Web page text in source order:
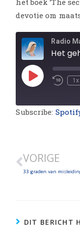
het boek ‘The
devotie om
Radio
Het
1x
Subscribe:
VORIGE
33 graden van
DIT BERICHT